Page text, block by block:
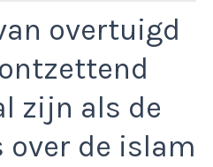
overtuigd
zijn als de
over de islam